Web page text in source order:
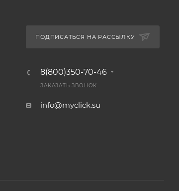
ПОДПИСАТЬСЯ НА РАССЫЛКУ
8(800)350-70-46
ЗАКАЗАТЬ ЗВОНОК
info@myclick.su